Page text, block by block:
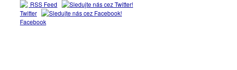
RSS Feed
Twitter
Facebook